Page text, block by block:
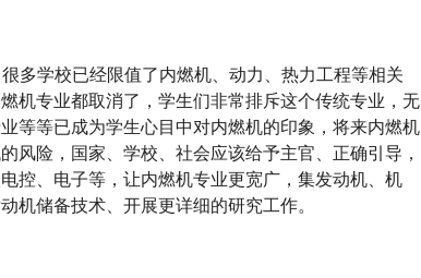
很多学校已经限值了内燃机、动力、热力工程等相关
机专业都取消了，学生们非常排斥这个传统专业，无
等等已成为学生心目中对内燃机的印象，将来内燃机
风险，国家、学校、社会应该给予主官、正确引导，
控、电子等，让内燃机专业更宽广，集发动机、机
机储备技术、开展更详细的研究工作。